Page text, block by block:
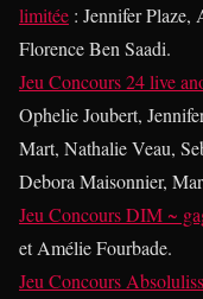
limitée : Jennifer Plaze,
Florence Ben Saadi.
Jeu Concours 24 live
Ophelie Joubert,
Mart, Nathalie Veau,
Debora Maisonnier,
Jeu Concours DIM ~
et Amélie Fourbade.
Jeu Concours